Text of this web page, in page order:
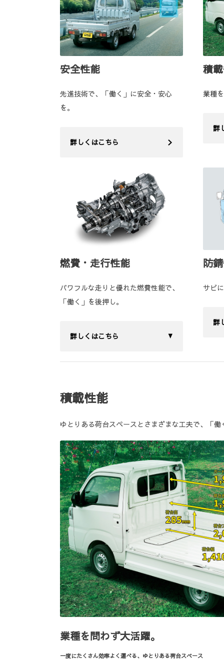
安全性能
先進技術で、「働く」に安全・安心
を。
詳しくはこちら
積
業種
詳
燃費・走行性能
パワフルな走りと優れた燃費性能で、
「働く」を後押し。
詳しくはこちら
防
サビ
詳
積載性能
ゆとりある荷台スペースとさまざまな工夫で、「働
業種を問わず大活躍。
一度にたくさん効率よく運べる、ゆとりある荷台スペース